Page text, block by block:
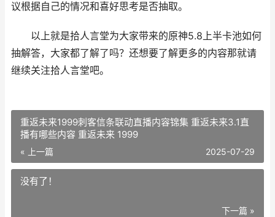
议根据自己的情况和喜好思考是否抽取。
以上就是拾人言堂为大家带来的原神5.8上半卡池如何
抽解答，大家都了解了吗？还想要了解更多的内容那就请
继续关注拾人言堂吧。
重返未来1999刺客信条联动直播内容锦集 重返未来3.1直
播有哪些内容 重返未来 1999
« 上一篇 2025-07-29
没有了！
下一篇 »